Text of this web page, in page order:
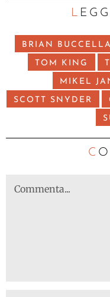
BRIAN
TOM KING
MIKEL
SCOTT SNYDER
C